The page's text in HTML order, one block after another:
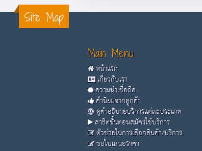
Site Map
Main Menu
หน้าแรก
เกี่ยวกับเรา
ความน่าเชื่อถือ
คำนิยมจากลูกค้า
ดูคำอธิบายบริการแต่ละประเภท
สาธิตขั้นตอนสมัครใช้บริการ
ตัวช่วยในการเลือกสินค้า/บริการ
ขอใบเสนอราคา